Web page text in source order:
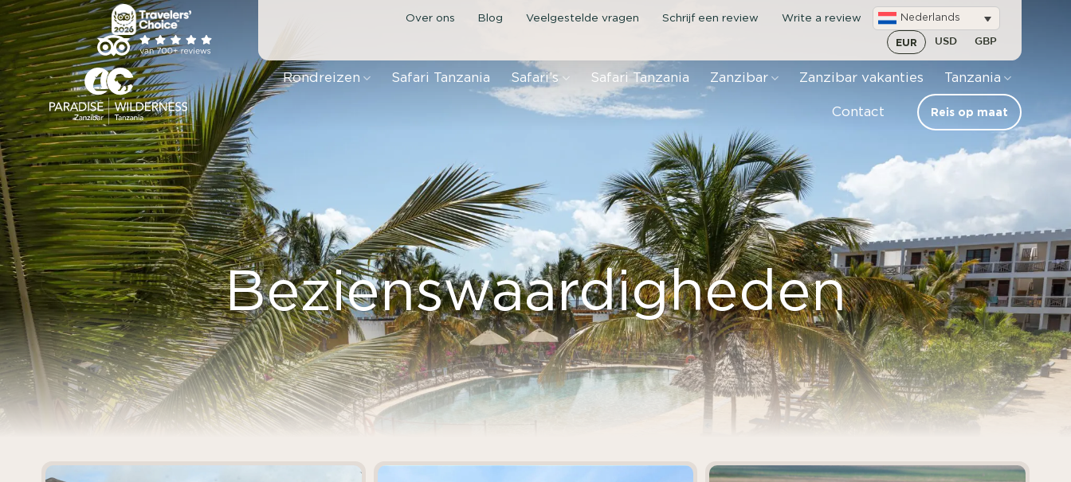
Ga
naar
inhoud
Over ons Blog Veelgestelde vragen Schrijf een review Write a review Nederlands
EUR USD GBP
Rondreizen Safari Tanzania Safari’s Safari Tanzania Zanzibar Zanzibar vakanties Tanzania
Contact Reis op maat
Bezienswaardigheden